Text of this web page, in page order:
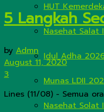
HUT
Nasehat Salat
Idul Adha
Munas LDII
Nasehat Solat
5 Langkah
by Admn
August 11, 2020
3
Lines (11/08) - Semua